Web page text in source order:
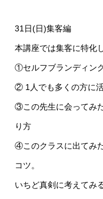
31日(日)集客編
本講座では集客に特化
①セルフブランディン
② 1人でも多くの方に
③この先生に会ってみ
り方
④このクラスに出てみ
コツ。
いちど真剣に考えてみ